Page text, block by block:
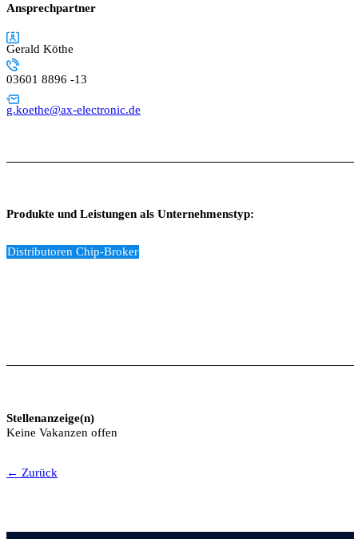
Ansprechpartner
Gerald Köthe
03601 8896 -13
g.koethe@ax-electronic.de
Produkte und Leistungen als Unternehmenstyp:
Distributoren Chip-Broker
Stellenanzeige(n)
Keine Vakanzen offen
← Zurück